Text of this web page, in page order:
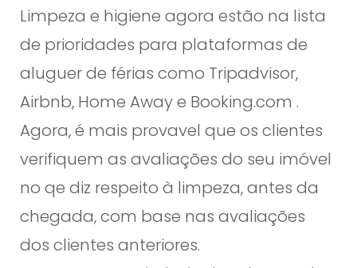
Limpeza e higiene agora estão na lista
de prioridades para plataformas de
aluguer de férias como Tripadvisor,
Airbnb, Home Away e Booking.com .
Agora, é mais provavel que os clientes
verifiquem as avaliações do seu imóvel
no qe diz respeito à limpeza, antes da
chegada, com base nas avaliações
dos clientes anteriores.